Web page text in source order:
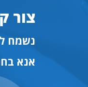
צור
נשמח
אנא